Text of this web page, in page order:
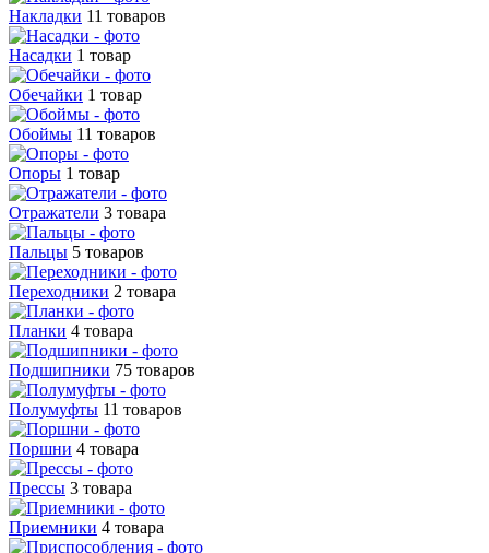
Накладки 11 товаров
Насадки 1 товар
Обечайки 1 товар
Обоймы 11 товаров
Опоры 1 товар
Отражатели 3 товара
Пальцы 5 товаров
Переходники 2 товара
Планки 4 товара
Подшипники 75 товаров
Полумуфты 11 товаров
Поршни 4 товара
Прессы 3 товара
Приемники 4 товара